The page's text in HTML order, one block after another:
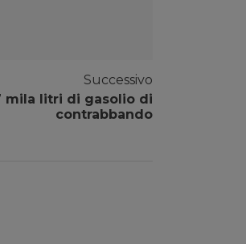
Successivo
mila litri di gasolio di
contrabbando